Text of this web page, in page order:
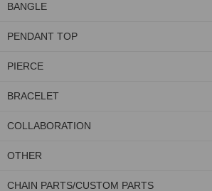
BANGLE
PENDANT TOP
PIERCE
BRACELET
COLLABORATION
OTHER
CHAIN PARTS/CUSTOM PARTS